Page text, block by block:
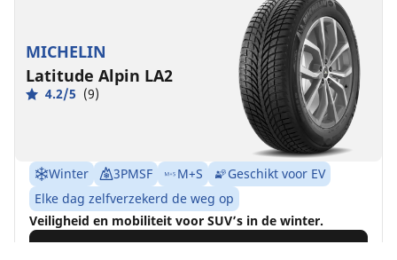
MICHELIN
Latitude Alpin LA2
4.2/5 (9)
Winter 3PMSF M+S
Geschikt voor EV
Elke dag zelfverzekerd de weg op
Veiligheid en mobiliteit voor SUV’s in de winter.